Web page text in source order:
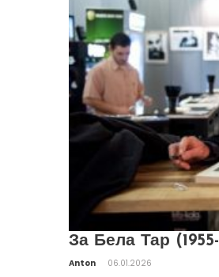
За Бела Тар
Anton 06.01.2026